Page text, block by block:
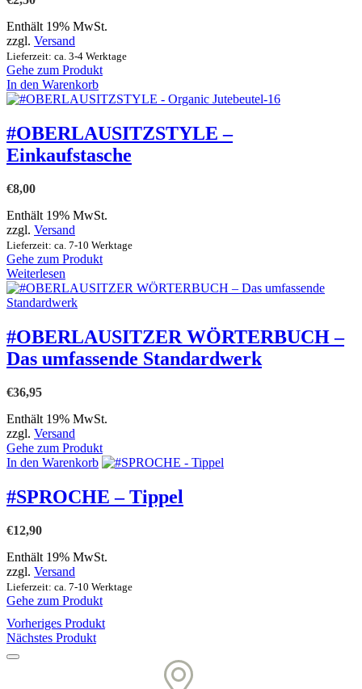
Enthält 19% MwSt.
zzgl. Versand
Lieferzeit: ca. 3-4 Werktage
Gehe zum Produkt
In den Warenkorb
#OBERLAUSITZSTYLE –
Einkaufstasche
€8,00
Enthält 19% MwSt.
zzgl. Versand
Lieferzeit: ca. 7-10 Werktage
Gehe zum Produkt
Weiterlesen
#OBERLAUSITZER WÖRTERBUCH –
Das umfassende Standardwerk
€36,95
Enthält 19% MwSt.
zzgl. Versand
Gehe zum Produkt
In den Warenkorb
#SPROCHE – Tippel
€12,90
Enthält 19% MwSt.
zzgl. Versand
Lieferzeit: ca. 7-10 Werktage
Gehe zum Produkt
Vorheriges Produkt
Nächstes Produkt